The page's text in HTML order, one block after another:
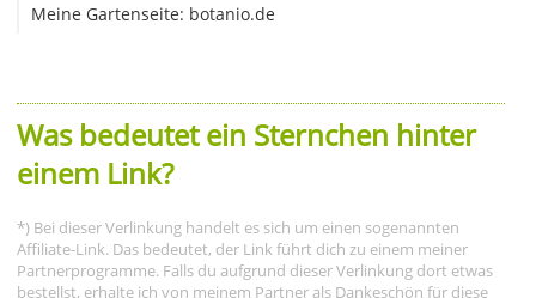
Meine Gartenseite: botanio.de
Was bedeutet ein Sternchen hinter
einem Link?
*) Bei dieser Verlinkung handelt es sich um einen sogenannten
Affiliate-Link. Das bedeutet, der Link führt dich zu einem meiner
Partnerprogramme. Falls du aufgrund dieser Verlinkung dort etwas
bestellst, erhalte ich von meinem Partner als Dankeschön für diese